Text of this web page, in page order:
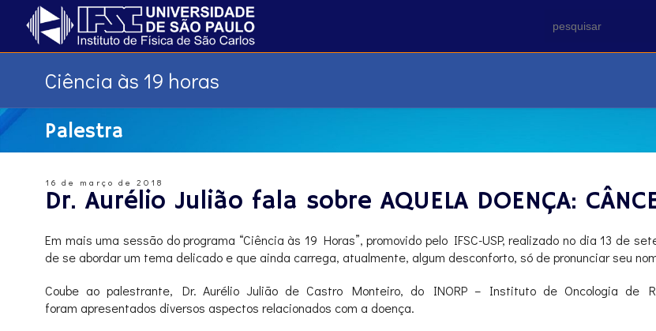
Ciência às 19 horas
Palestra
16 de março de 2018
Dr. Aurélio Julião fala sobre AQUELA DOENÇA:
Em mais uma sessão do programa “Ciência às 19 Horas”, promovido pelo IFSC-USP, realizado no dia 13 de
de se abordar um tema delicado e que ainda carrega, atualmente, algum desconforto, só de pronunciar seu
Coube ao palestrante, Dr. Aurélio Julião de Castro Monteiro, do INORP – Instituto de Oncologia de
foram apresentados diversos aspectos relacionados com a doença.